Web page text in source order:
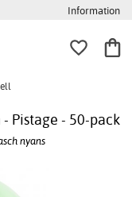
Information
Pistage - 50-pack
nyans